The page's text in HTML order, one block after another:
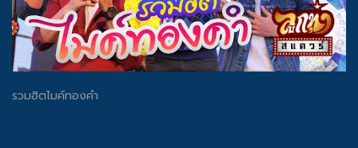
รวมฮิตไมค์ทองคำ